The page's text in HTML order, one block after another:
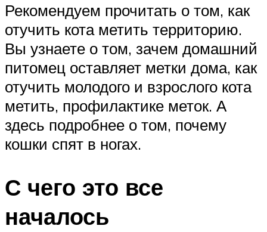
Рекомендуем прочитать о том, как
отучить кота метить территорию.
Вы узнаете о том, зачем домашний
питомец оставляет метки дома, как
отучить молодого и взрослого кота
метить, профилактике меток. А
здесь подробнее о том, почему
кошки спят в ногах.
С чего это все
началось